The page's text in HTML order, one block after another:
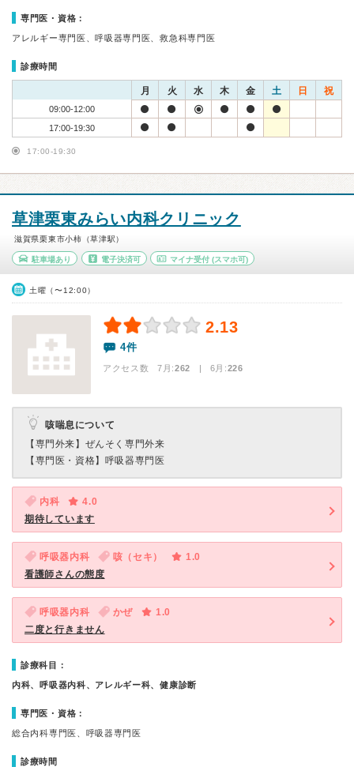
専門医・資格：
アレルギー専門医、呼吸器専門医、救急科専門医
診療時間
月 火 水 木 金 土 日 祝
09:00-12:00
17:00-19:30
17:00-19:30
草津栗東みらい内科クリニック
滋賀県栗東市小柿（草津駅）
駐車場あり 電子決済可 マイナ受付 (スマホ可)
土曜（〜12:00）
2.13
4件
アクセス数 7月:262 | 6月:226
咳喘息について
【専門外来】 ぜんそく専門外来
【専門医・資格】 呼吸器専門医
内科
4.0
期待しています
呼吸器内科 咳（セキ）
1.0
看護師さんの態度
呼吸器内科 かぜ
1.0
二度と行きません
診療科目：
内科、呼吸器内科、アレルギー科、健康診断
専門医・資格：
総合内科専門医、呼吸器専門医
診療時間